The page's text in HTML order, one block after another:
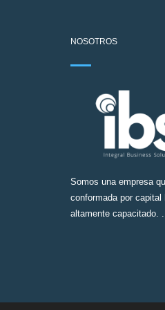
NOSOTROS
Somos una empresa
conformada por capital
altamente capacitado.